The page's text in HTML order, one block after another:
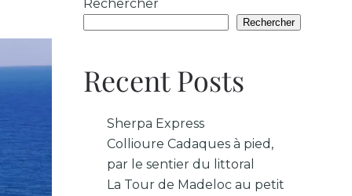
Rechercher
Rechercher
Recent Posts
Sherpa Express
Collioure Cadaques à pied,
par le sentier du littoral
La Tour de Madeloc au petit